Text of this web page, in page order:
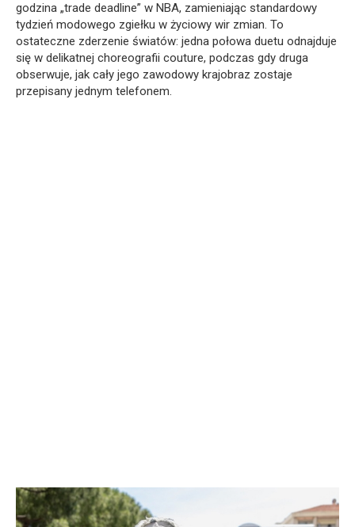
godzina „trade deadline” w NBA, zamieniając standardowy
tydzień modowego zgiełku w życiowy wir zmian. To
ostateczne zderzenie światów: jedna połowa duetu odnajduje
się w delikatnej choreografii couture, podczas gdy druga
obserwuje, jak cały jego zawodowy krajobraz zostaje
przepisany jednym telefonem.